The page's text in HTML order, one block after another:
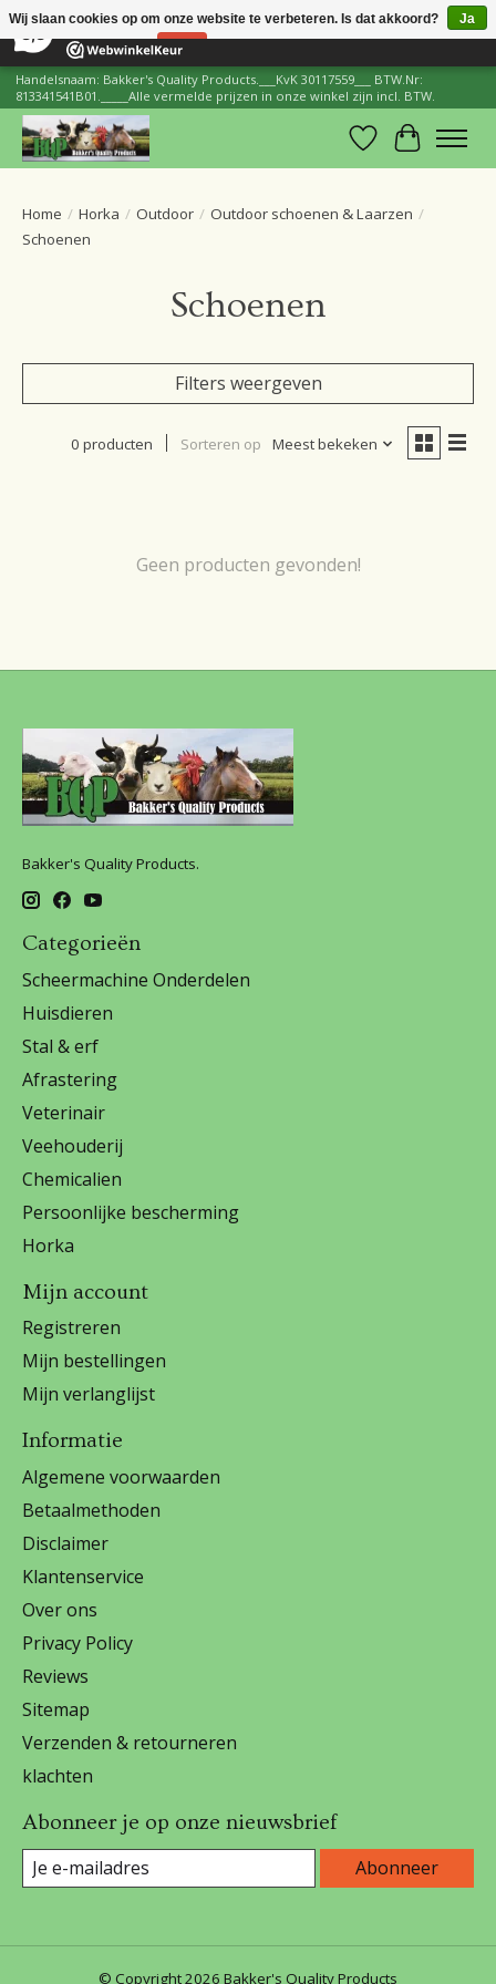
206 Reviews ×
Handelsnaam: Bakker's Quality Products.___KvK 30117559___ BTW.Nr:
813341541B01._____Alle vermelde prijzen in onze winkel zijn incl. BTW.
Verlanglijst
Home / Horka / Outdoor / Outdoor schoenen & Laarzen /
Schoenen
Schoenen
Filters weergeven
0 producten Sorteren op Meest bekeken
Geen producten gevonden!
Bakker's Quality Products.
Categorieën
Scheermachine Onderdelen
Huisdieren
Stal & erf
Afrastering
Veterinair
Veehouderij
Chemicalien
Persoonlijke bescherming
Horka
Mijn account
Registreren
Mijn bestellingen
Mijn verlanglijst
Informatie
Algemene voorwaarden
Betaalmethoden
Disclaimer
Klantenservice
Over ons
Privacy Policy
Reviews
Sitemap
Verzenden & retourneren
klachten
Abonneer je op onze nieuwsbrief
Abonneer
© Copyright 2026 Bakker's Quality Products
Wij slaan cookies op om onze website te verbeteren. Is dat akkoord?
Ja
Nee